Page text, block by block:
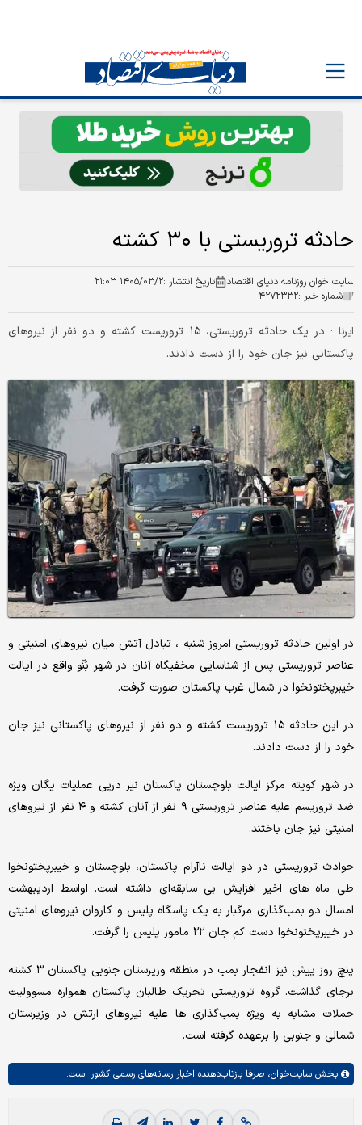
حادثه تروریستی با ۳۰ کشته
سایت خوان روزنامه دنیای اقتصاد تاریخ انتشار :۱۴۰۵/۰۳/۲ ۲۱:۰۳
شماره خبر :۴۲۷۲۳۳۲
ایرنا :
در یک حادثه تروریستی، ۱۵ تروریست کشته و دو نفر از نیروهای
پاکستانی نیز جان خود را از دست دادند.
در اولین حادثه تروریستی امروز شنبه ، تبادل آتش میان نیروهای امنیتی و
عناصر تروریستی پس از شناسایی مخفیگاه آنان در شهر بَنّو واقع در ایالت
خیبرپختونخوا در شمال غرب پاکستان صورت گرفت.
در این حادثه ۱۵ تروریست کشته و دو نفر از نیروهای پاکستانی نیز جان
خود را از دست دادند.
در شهر ‌کویته مرکز ایالت بلوچستان پاکستان نیز درپی عملیات یگان ویژه
ضد تروریسم علیه عناصر تروریستی ۹ نفر از آنان کشته و ۴ نفر از نیروهای
امنیتی نیز جان باختند.
حوادث تروریستی در دو ایالت ناآرام پاکستان، بلوچستان و خیبرپختونخوا
طی ماه های اخیر افزایش بی سابقه‌ای داشته است. اواسط اردیبهشت
امسال دو بمب‌گذاری مرگبار به یک پاسگاه پلیس و کاروان نیروهای امنیتی
در خیبرپختونخوا دست کم جان ۲۲ مامور پلیس را گرفت.
پنچ روز پیش نیز انفجار بمب در منطقه وزیرستان جنوبی پاکستان ۳ کشته
برجای گذاشت. گروه تروریستی تحریک طالبان پاکستان همواره مسوولیت
حملات مشابه به ویژه بمب‌گذاری ها علیه نیروهای ارتش در وزیرستان
شمالی و جنوبی را برعهده گرفته است.
بخش سایت‌خوان، صرفا بازتاب‌دهنده اخبار رسانه‌های رسمی کشور است.